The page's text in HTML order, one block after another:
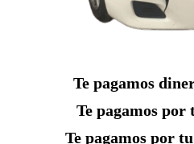
Te pagamos
Te pagamos
Te pagamos por